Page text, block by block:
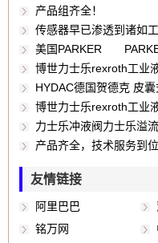
阀 美国派克PARKER CIC
lucifer电磁阀，skinner电磁
ＤＥ电磁阀，ASCO电磁阀
ASCO脉冲电磁阀，
parker电磁阀线圈，lucifer
电磁阀线圈，parker线圈，
气动，joucomatic电磁阀，
圈。lucifer电磁阀线圈，
圈,parker,lucifer电磁阀线圈
活塞型四氟电磁阀 紧急切
阀 导热油电磁阀 防爆电磁
ZBSF全不锈钢电磁阀 水用
产品组齐全！
传感器早已渗透到诸如
海洋探测、环境保护、资
物工程、甚至文物保护等等
以毫不夸张地说，从茫茫
洋，以至各种复杂的工程系
化项目，都离不开各种各
见，传感器技术在发展经济
的重要作用，是十分明显的
视这一领域的发展。相信不
术将会出现一个飞跃，达到
新水平。3主要特点传感器
美国PARKER
销PARKER旗下Schrader
Telepneumatic 、Kuroda
、Sempress 、Climax 、
Legris 、Origa Hoerbiger
品。 PARKER CIC部门
Skinner ,
各种工业控制流体阀。
Denison液压缸，液压泵，
博世力士乐rexroth工业
货（电磁换向阀、节流阀
服阀、安全溢流阀、流量控
阀、压力继电器、比例放大
塞泵、叶片泵、齿轮泵，伺
机，气动元件、气动阀、气
号. 电磁阀：4WE6、
阀：4WEH10H、4WEH16
S10A、S20A、Z1S、Z2S
HYDAC德国贺德克 皮
能器、隔膜式蓄能器、各类
技术：各类液压、润滑过滤
水车、油品检测仪。工艺过
滤器、自动反冲洗过滤器。
力、温度、流量检测开关、
障诊断仪等。冷却技术：
器，各类冷却装置，供油泵
博世力士乐rexroth工业
货（电磁换向阀、节流阀、
服阀、安全溢流阀、流量控
阀、压力继电器、比例放大
塞泵、叶片泵、齿轮泵，伺
机，气动元件、气动阀、气
号. 电磁阀：4WE6、
力士乐冲液阀力士乐溢
Rexroth顺序阀 Rexroth流
截止阀力士乐顺序阀rexroth
阀力士乐节流阀力士乐节流
力显示器力士乐压力开关
乐传感器Rexroth压力开关
产品齐全，技术服务到位
友情链接
阿里巴巴
铭万网